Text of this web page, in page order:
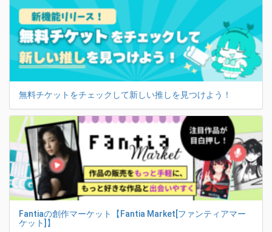
無料チケットをチェックして新しい推しを見つけよう！
Fantiaの創作マーケット【Fantia Market[ファンティアマー
ケット]】